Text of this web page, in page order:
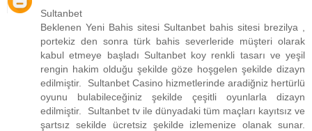
Sultanbet
Beklenen Yeni Bahis sitesi Sultanbet bahis sitesi brezilya ,
portekiz den sonra türk bahis severleride müşteri olarak
kabul etmeye başladı Sultanbet koy renkli tasarı ve yeşil
rengin hakim olduğu şekilde göze hoşgelen şekilde dizayn
edilmiştir. Sultanbet Casino hizmetlerinde aradiğniz hertürlü
oyunu bulabileceğiniz şekilde çeşitli oyunlarla dizayn
edilmiştir. Sultanbet tv ile dünyadaki tüm maçları kayıtsız ve
şartsız sekilde ücretsiz şekilde izlemenize olanak sunar.